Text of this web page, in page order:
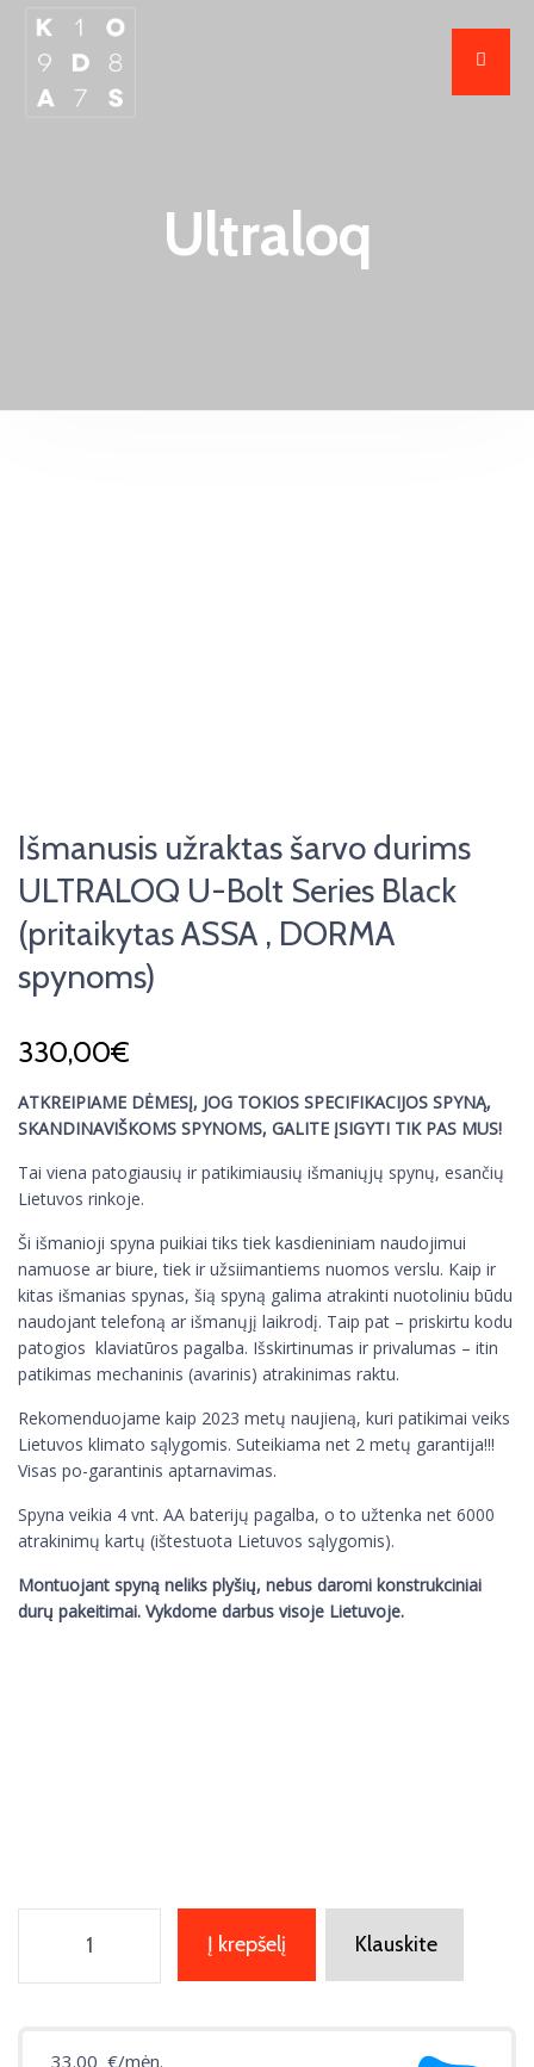
Ultraloq
Išmanusis užraktas šarvo durims
ULTRALOQ U-Bolt Series Black
(pritaikytas ASSA , DORMA
spynoms)
330,00€
ATKREIPIAME DĖMESĮ, JOG TOKIOS SPECIFIKACIJOS SPYNĄ,
SKANDINAVIŠKOMS SPYNOMS, GALITE ĮSIGYTI TIK PAS MUS!
Tai viena patogiausių ir patikimiausių išmaniųjų spynų, esančių
Lietuvos rinkoje.
Ši išmanioji spyna puikiai tiks tiek kasdieniniam naudojimui
namuose ar biure, tiek ir užsiimantiems nuomos verslu. Kaip ir
kitas išmanias spynas, šią spyną galima atrakinti nuotoliniu būdu
naudojant telefoną ar išmanųjį laikrodį. Taip pat – priskirtu kodu
patogios klaviatūros pagalba. Išskirtinumas ir privalumas – itin
patikimas mechaninis (avarinis) atrakinimas raktu.
Rekomenduojame kaip 2023 metų naujieną, kuri patikimai veiks
Lietuvos klimato sąlygomis. Suteikiama net 2 metų garantija!!!
Visas po-garantinis aptarnavimas.
Spyna veikia 4 vnt. AA baterijų pagalba, o to užtenka net 6000
atrakinimų kartų (ištestuota Lietuvos sąlygomis).
Montuojant spyną neliks plyšių, nebus daromi konstrukciniai
durų pakeitimai. Vykdome darbus visoje Lietuvoje.
Į krepšelį Klauskite